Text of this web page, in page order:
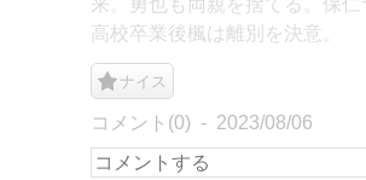
来。勇也も両親を捨てる。保仁
高校卒業後楓は離別を決意。
ナイス
コメント(0) 2023/08/06